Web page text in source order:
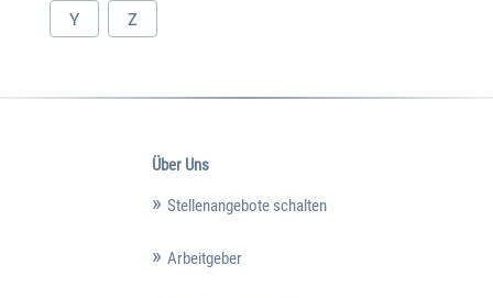
Y Z
Über Uns
Stellenangebote schalten
Arbeitgeber